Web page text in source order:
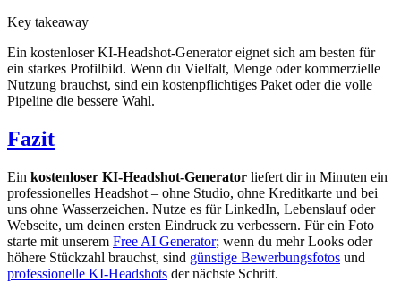
Key takeaway
Ein kostenloser KI-Headshot-Generator eignet sich am besten für
ein starkes Profilbild. Wenn du Vielfalt, Menge oder kommerzielle
Nutzung brauchst, sind ein kostenpflichtiges Paket oder die volle
Pipeline die bessere Wahl.
Fazit
Ein kostenloser KI-Headshot-Generator liefert dir in Minuten ein
professionelles Headshot – ohne Studio, ohne Kreditkarte und bei
uns ohne Wasserzeichen. Nutze es für LinkedIn, Lebenslauf oder
Webseite, um deinen ersten Eindruck zu verbessern. Für ein Foto
starte mit unserem Free AI Generator; wenn du mehr Looks oder
höhere Stückzahl brauchst, sind günstige Bewerbungsfotos und
professionelle KI-Headshots der nächste Schritt.